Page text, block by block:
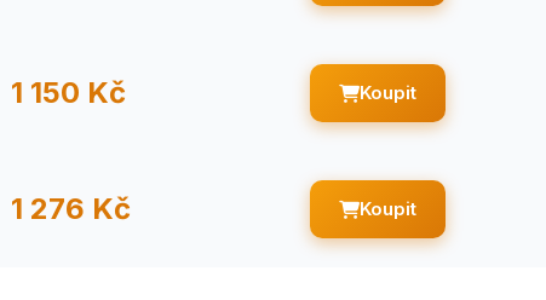
1 150 Kč Koupit
1 276 Kč Koupit